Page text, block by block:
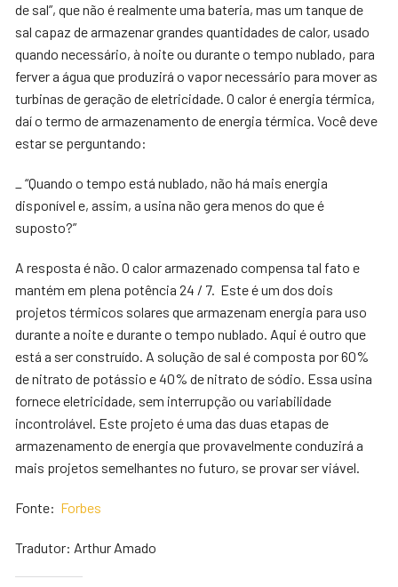
de sal”, que não é realmente uma bateria, mas um tanque de
sal capaz de armazenar grandes quantidades de calor, usado
quando necessário, à noite ou durante o tempo nublado, para
ferver a água que produzirá o vapor necessário para mover as
turbinas de geração de eletricidade. O calor é energia térmica,
daí o termo de armazenamento de energia térmica. Você deve
estar se perguntando:
_ “Quando o tempo está nublado, não há mais energia
disponível e, assim, a usina não gera menos do que é
suposto?”
A resposta é não. O calor armazenado compensa tal fato e
mantém em plena potência 24 / 7. Este é um dos dois
projetos térmicos solares que armazenam energia para uso
durante a noite e durante o tempo nublado. Aqui é outro que
está a ser construído. A solução de sal é composta por 60%
de nitrato de potássio e 40% de nitrato de sódio. Essa usina
fornece eletricidade, sem interrupção ou variabilidade
incontrolável. Este projeto é uma das duas etapas de
armazenamento de energia que provavelmente conduzirá a
mais projetos semelhantes no futuro, se provar ser viável.
Fonte: Forbes
Tradutor: Arthur Amado